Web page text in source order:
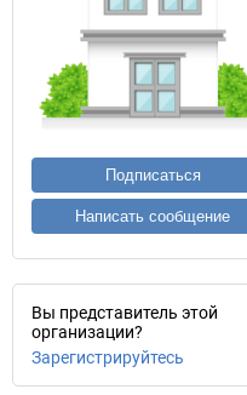
Подписаться
Написать сообщение
Вы представитель этой
организации?
Зарегистрируйтесь